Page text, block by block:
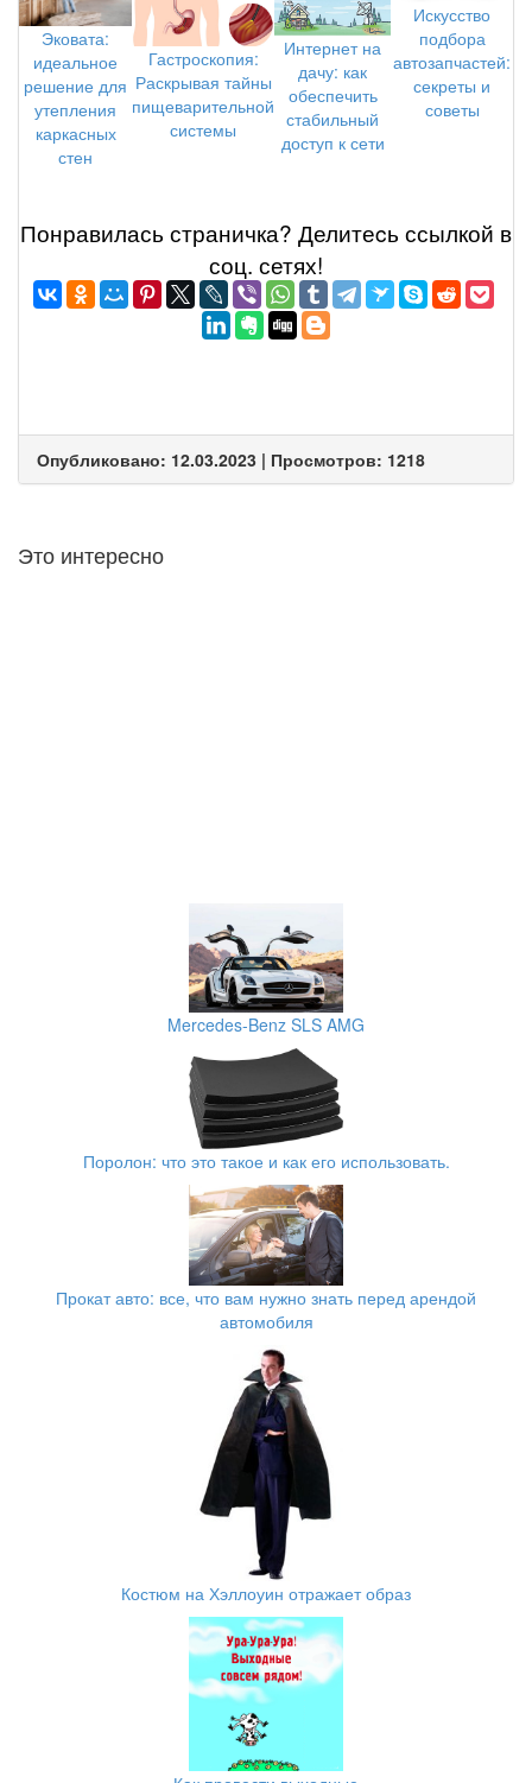
Эковата:
идеальное
решение для
утепления
каркасных
стен
Гастроскопия:
Раскрывая тайны
пищеварительной
системы
Интернет на
дачу: как
обеспечить
стабильный
доступ к сети
Искусство
подбора
автозапчастей:
секреты и
советы
Понравилась страничка? Делитеcь ссылкой в
соц. сетях!
Опубликовано: 12.03.2023 | Просмотров: 1218
Это интересно
Mercedes-Benz SLS AMG
Поролон: что это такое и как его использовать.
Прокат авто: все, что вам нужно знать перед арендой
автомобиля
Костюм на Хэллоуин отражает образ